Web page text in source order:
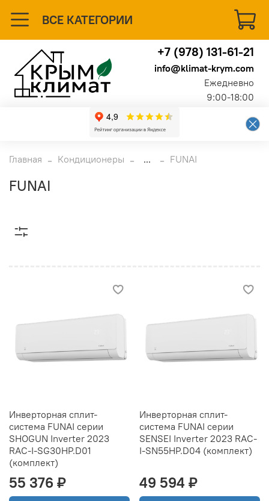
ВСЕ КАТЕГОРИИ
+7 (978) 131-61-21
info@klimat-krym.com
Ежедневно
9:00-18:00
Главная Кондиционеры ... FUNAI
FUNAI
Инверторная сплит-
система FUNAI серии
SHOGUN Inverter 2023
RAC-I-SG30HP.D01
(комплект)
55 376 ₽
Инверторная сплит-
система FUNAI серии
SENSEI Inverter 2023 RAC-
I-SN55HP.D04 (комплект)
49 594 ₽